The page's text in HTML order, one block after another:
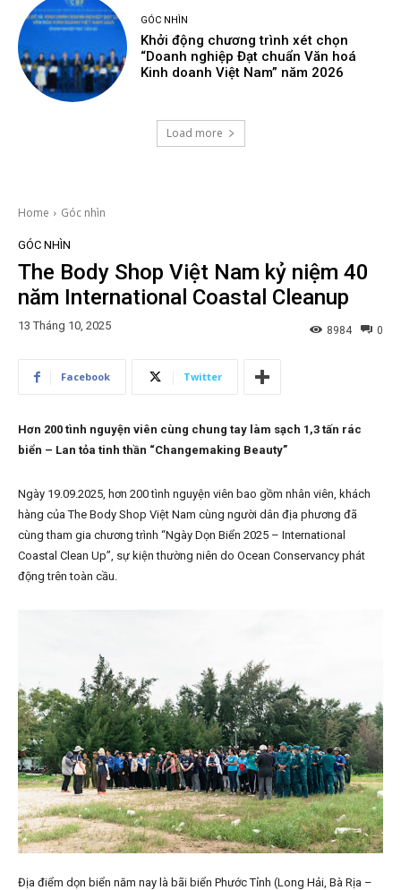
GÓC NHÌN
Khởi động chương trình xét chọn
“Doanh nghiệp Đạt chuẩn Văn hoá
Kinh doanh Việt Nam” năm 2026
Load more